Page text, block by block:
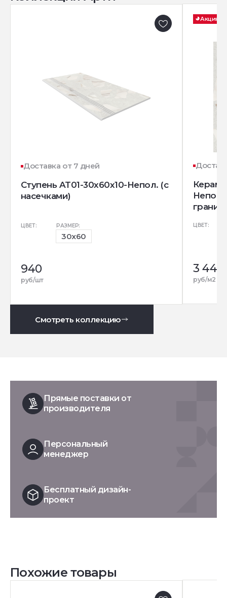
Доставка от 7 дней
Ступень AT01-30x60x10-Непол. (с
насечками)
ЦВЕТ: РАЗМЕР:
30x60
940
руб/шт
Акция
гранит)
ЦВЕТ:
3 440
руб/м2
Смотреть коллекцию
Прямые поставки от
производителя
Персональный
менеджер
Бесплатный дизайн-
проект
Похожие товары